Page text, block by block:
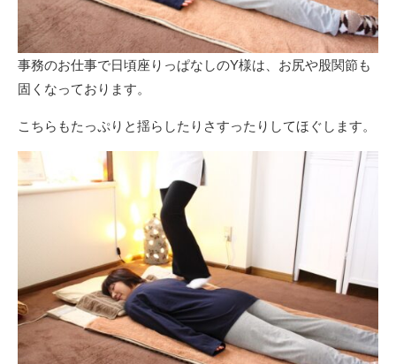
事務のお仕事で日頃座りっぱなしのY様は、お尻や股関節も
固くなっております。
こちらもたっぷりと揺らしたりさすったりしてほぐします。